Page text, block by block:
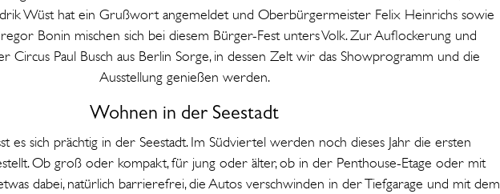
Wüst hat ein Grußwort angemeldet und Oberbürgermeister Felix Heinrichs sowie
Bonin mischen sich bei diesem Bürger-Fest unters Volk. Zur Auflockerung und
Circus Paul Busch aus Berlin Sorge, in dessen Zelt wir das Showprogramm und die
Ausstellung genießen werden.
Wohnen in der Seestadt
es sich prächtig in der Seestadt. Im Südviertel werden noch dieses Jahr die ersten
Ob groß oder kompakt, für jung oder älter, ob in der Penthouse-Etage oder mit
dabei, natürlich barrierefrei, die Autos verschwinden in der Tiefgarage und mit dem